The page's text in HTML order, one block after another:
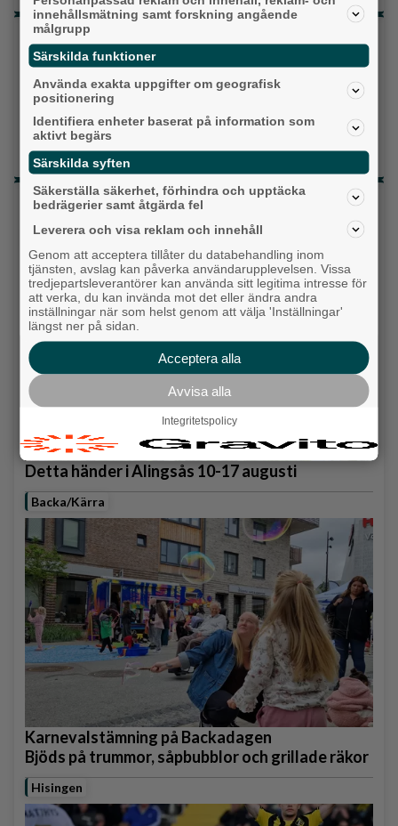
Topp tre denna veckan
Milstolpen: Ny tunnel är på plats under
järnvägen
Detta händer i Alingsås 3–10 augusti
Då börjar tågen rulla igen: ”Vi ligger bra i fas”
Senaste artiklarna
Alingsås
Detta händer i Alingsås 10-17 augusti
Backa/Kärra
Karnevalstämning på Backadagen
Bjöds på trummor, såpbubblor och grillade räkor
Hisingen
innehållsmätning samt forskning angående
målgrupp
Särskilda funktioner
Använda exakta uppgifter om geografisk
positionering
Identifiera enheter baserat på information som
aktivt begärs
Särskilda syften
Säkerställa säkerhet, förhindra och upptäcka
bedrägerier samt åtgärda fel
Leverera och visa reklam och innehåll
Genom att acceptera tillåter du databehandling inom
tjänsten, avslag kan påverka användarupplevelsen. Vissa
tredjepartsleverantörer kan använda sitt legitima intresse för
att verka, du kan invända mot det eller ändra andra
inställningar när som helst genom att välja 'Inställningar'
längst ner på sidan.
Acceptera alla
Avvisa alla
Integritetspolicy